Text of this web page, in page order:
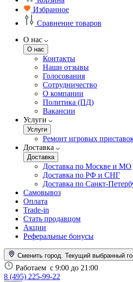
Избранное
Сравнение товаров
О нас
О нас
Контакты
Наши отзывы
Голосования
Сотрудничество
О компании
Политика (ПД)
Вакансии
Услуги
Услуги
Ремонт игровых
Доставка
Доставка
Доставка по Москве и МО
Доставка по РФ и СНГ
Доставка по Санкт-
Самовывоз
Оплата
Trade-in
Стать продавцом
Акции
Реферальные бонусы
Сменить город. Текущий выбранный
Работаем с 9:00 до 21:00
8 (495) 225-99-22